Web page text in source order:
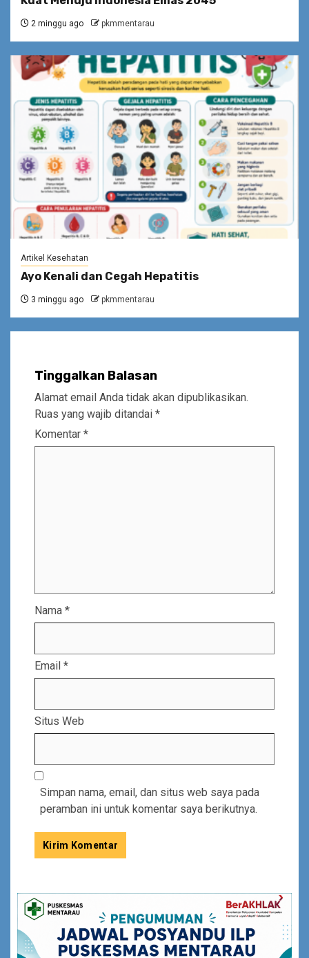
2 minggu ago pkmmentarau
Artikel Kesehatan
Ayo Kenali dan Cegah Hepatitis
3 minggu ago pkmmentarau
Tinggalkan Balasan
Alamat email Anda tidak akan dipublikasikan.
Ruas yang wajib ditandai *
Komentar *
Nama *
Email *
Situs Web
Simpan nama, email, dan situs web saya pada
peramban ini untuk komentar saya berikutnya.